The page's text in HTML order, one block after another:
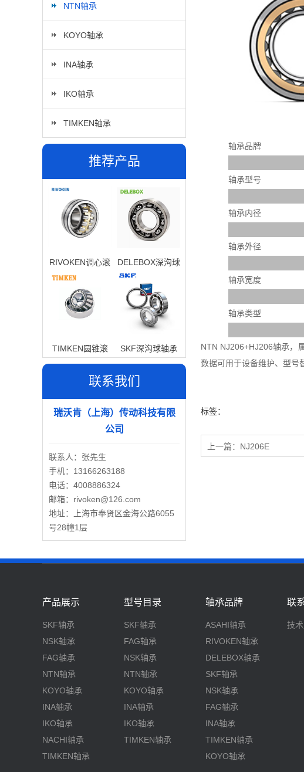
NTN轴承
KOYO轴承
INA轴承
IKO轴承
TIMKEN轴承
推荐产品
RIVOKEN调心滚
子轴承
DELEBOX深沟球
TIMKEN圆锥滚
子轴承
SKF深沟球轴承
联系我们
瑞沃肯（上海）传动科技有限
公司
联系人：张先生
手机：13166263188
电话：4008886324
邮箱：rivoken@126.com
地址：上海市奉贤区金海公路6055
号28幢1层
轴承品牌
轴承型号
轴承内径
轴承外径
轴承宽度
轴承类型
NTN NJ206+HJ206轴承，
数据可用于设备维护、型号
标签：
上一篇： NJ206E
产品展示
SKF轴承
NSK轴承
FAG轴承
NTN轴承
KOYO轴承
INA轴承
IKO轴承
NACHI轴承
TIMKEN轴承
型号目录
SKF轴承
FAG轴承
NSK轴承
NTN轴承
KOYO轴承
INA轴承
IKO轴承
TIMKEN轴承
轴承品牌
ASAHI轴承
RIVOKEN轴承
DELEBOX轴承
SKF轴承
NSK轴承
FAG轴承
INA轴承
TIMKEN轴承
KOYO轴承
联
技